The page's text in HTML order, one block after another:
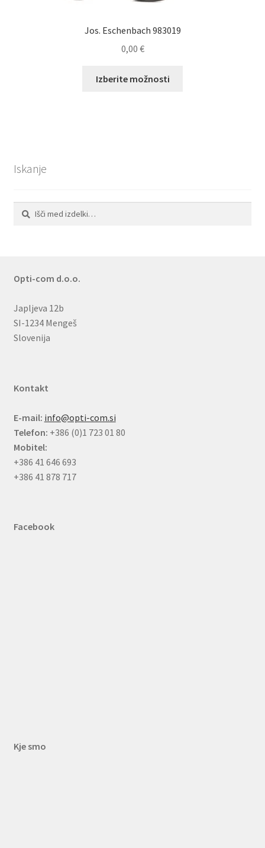
Jos. Eschenbach 983019
0,00 €
Izberite možnosti
strani
Iskanje
Išči:
Iskanje
Opti-com d.o.o.
Japljeva 12b
SI-1234 Mengeš
Slovenija
Kontakt
E-mail: info@opti-com.si
Telefon: +386 (0)1 723 01 80
Mobitel:
+386 41 646 693
+386 41 878 717
Facebook
Kje smo